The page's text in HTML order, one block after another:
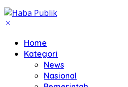
Home
Kategori
News
Nasional